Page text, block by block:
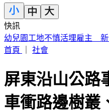
快訊
SBS歌謠大戰／Hearts2Hearts
首頁
社會
屏東沿山公
車衝路邊樹叢